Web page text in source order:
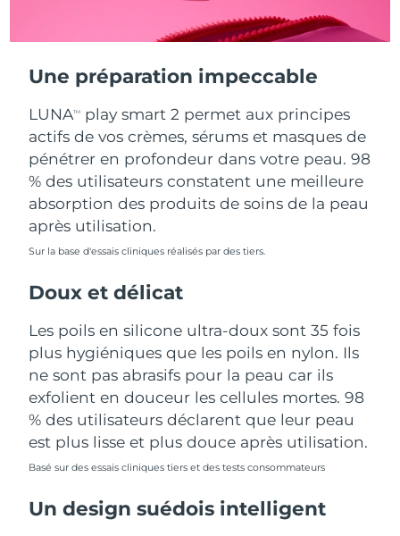
Une préparation impeccable
LUNATM
play smart 2 permet aux principes
actifs de vos crèmes, sérums et masques de
pénétrer en profondeur dans votre peau. 98
% des utilisateurs constatent une meilleure
absorption des produits de soins de la peau
après utilisation.
Sur la base d'essais cliniques réalisés par des tiers.
Doux et délicat
Les poils en silicone ultra-doux sont 35 fois
plus hygiéniques que les poils en nylon. Ils
ne sont pas abrasifs pour la peau car ils
exfolient en douceur les cellules mortes. 98
% des utilisateurs déclarent que leur peau
est plus lisse et plus douce après utilisation.
Basé sur des essais cliniques tiers et des tests consommateurs
Un design suédois intelligent
États-Unis Livraison estimée8/11/26
Ouzbékistan Livraison estimée
Viêt Nam Livraison estimée8/16/26